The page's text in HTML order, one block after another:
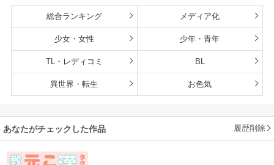
総合ランキング メディア化
少女・女性 少年・青年
TL・レディコミ BL
異世界・転生 お色気
あなたがチェックした作品 履歴削除